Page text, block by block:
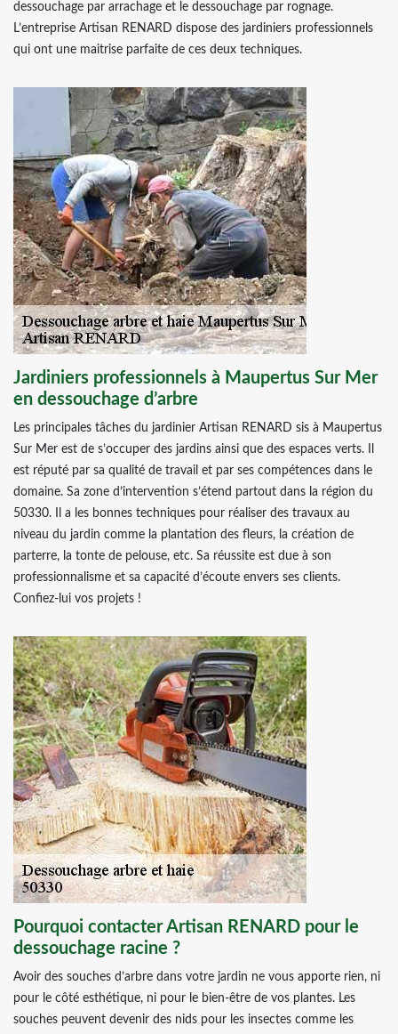
dessouchage par arrachage et le dessouchage par rognage.
L’entreprise Artisan RENARD dispose des jardiniers professionnels
qui ont une maitrise parfaite de ces deux techniques.
Jardiniers professionnels à Maupertus Sur Mer
en dessouchage d’arbre
Les principales tâches du jardinier Artisan RENARD sis à Maupertus
Sur Mer est de s’occuper des jardins ainsi que des espaces verts. Il
est réputé par sa qualité de travail et par ses compétences dans le
domaine. Sa zone d’intervention s’étend partout dans la région du
50330. Il a les bonnes techniques pour réaliser des travaux au
niveau du jardin comme la plantation des fleurs, la création de
parterre, la tonte de pelouse, etc. Sa réussite est due à son
professionnalisme et sa capacité d’écoute envers ses clients.
Confiez-lui vos projets !
Pourquoi contacter Artisan RENARD pour le
dessouchage racine ?
Avoir des souches d’arbre dans votre jardin ne vous apporte rien, ni
pour le côté esthétique, ni pour le bien-être de vos plantes. Les
souches peuvent devenir des nids pour les insectes comme les